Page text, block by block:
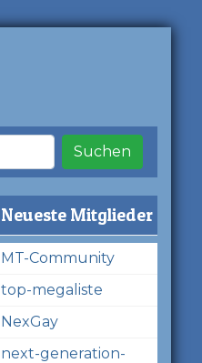
Suchen
Neueste Mitglieder
MT-Community
top-megaliste
NexGay
next-generation-